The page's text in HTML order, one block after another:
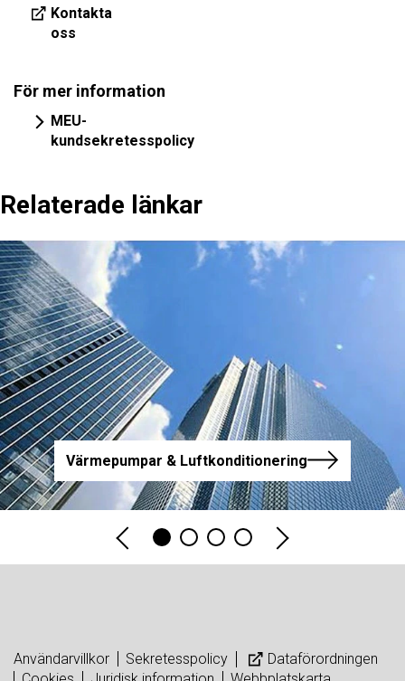
Kontakta
oss
För mer information
MEU-
kundsekretesspolicy
Relaterade länkar
Värmepumpar & Luftkonditionering
Användarvillkor Sekretesspolicy
Dataförordningen